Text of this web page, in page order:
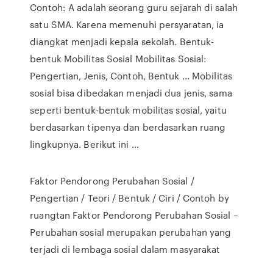
Contoh: A adalah seorang guru sejarah di salah
satu SMA. Karena memenuhi persyaratan, ia
diangkat menjadi kepala sekolah. Bentuk-
bentuk Mobilitas Sosial Mobilitas Sosial:
Pengertian, Jenis, Contoh, Bentuk ... Mobilitas
sosial bisa dibedakan menjadi dua jenis, sama
seperti bentuk-bentuk mobilitas sosial, yaitu
berdasarkan tipenya dan berdasarkan ruang
lingkupnya. Berikut ini …
Faktor Pendorong Perubahan Sosial /
Pengertian / Teori / Bentuk / Ciri / Contoh by
ruangtan Faktor Pendorong Perubahan Sosial –
Perubahan sosial merupakan perubahan yang
terjadi di lembaga sosial dalam masyarakat